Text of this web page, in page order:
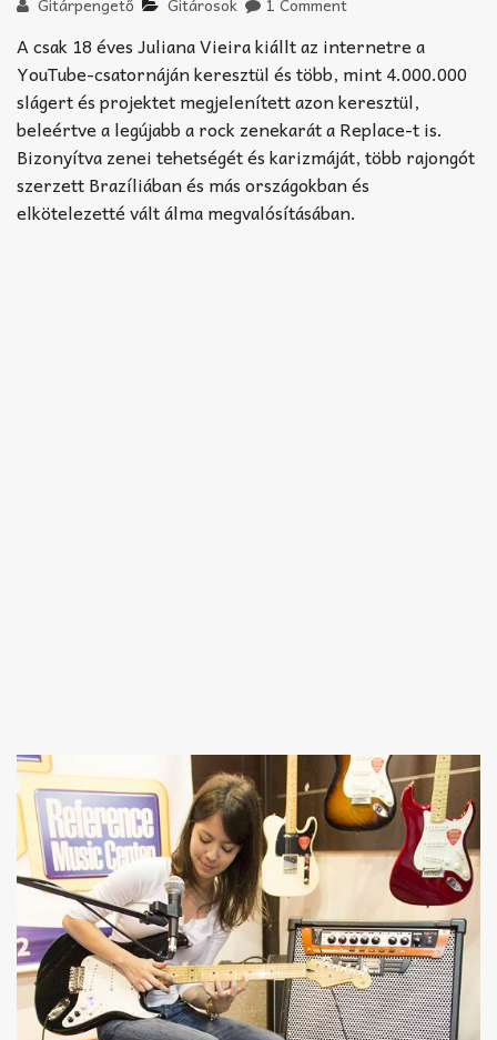
TABok
Improvizáció
A csak 18 éves Juliana Vieira kiállt az internetre a
YouTube-csatornáján keresztül és több, mint 4.000.000
slágert és projektet megjelenített azon keresztül,
beleértve a legújabb a rock zenekarát a Replace-t is.
Bizonyítva zenei tehetségét és karizmáját, több rajongót
szerzett Brazíliában és más országokban és
elkötelezetté vált álma megvalósításában.